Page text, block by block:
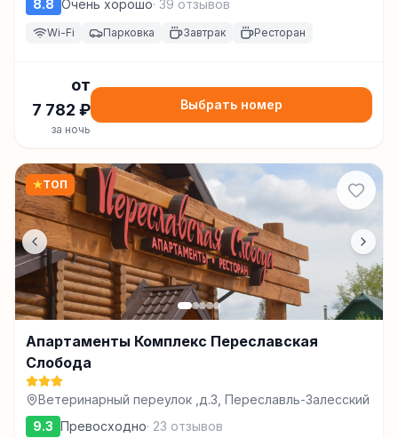
8.8 Очень хорошо· 39 отзывов
Wi-Fi Парковка Завтрак Ресторан
от
7 782 ₽
за ночь
Выбрать номер
★ТОП
Апартаменты Комплекс Переславская
Слобода
Ветеринарный переулок ,д.3, Переславль-Залесский
9.3 Превосходно· 23 отзывов